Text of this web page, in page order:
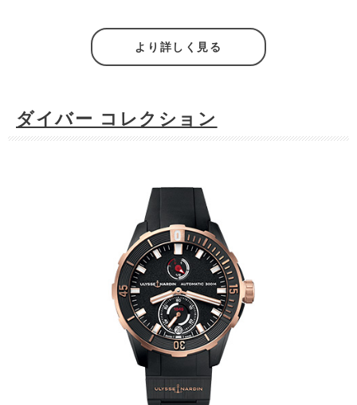
より詳しく見る
ダイバー コレクション